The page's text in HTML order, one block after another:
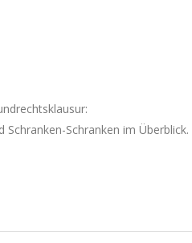
Schranken im Überblick.